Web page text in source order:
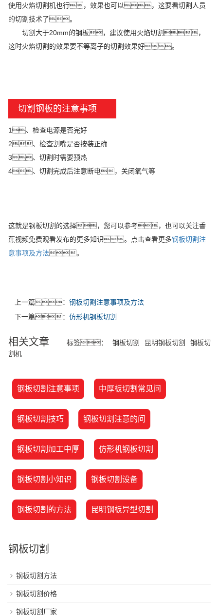
使用火焰切割机也行，效果也可以，这要看切割人员
的切割技术了。
切割大于20mm的钢板，建议使用火焰切割，
这时火焰切割的效果要不等离子的切割效果好。
切割钢板的注意事项
1、检查电源是否完好
2、检查割嘴是否按装正确
3、切割时需要预热
4、切割完成后注意断电，关闭氧气等
这就是钢板切割的选择，您可以参考，也可以关注香
蕉视频免费观看发布的更多知识。点击查看更多钢板切割注
意事项及方法。
上一篇： 钢板切割注意事项及方法
下一篇： 仿形机钢板切割
相关文章 标签： 钢板切割 昆明钢板切割
钢板切
割机
钢板切割注意事项 中厚板切割常见问
钢板切割技巧 钢板切割注意的问
钢板切割加工中厚 仿形机钢板切割
钢板切割小知识 钢板切割设备
钢板切割的方法 昆明钢板异型切割
钢板切割
钢板切割方法
钢板切割价格
钢板切割厂家